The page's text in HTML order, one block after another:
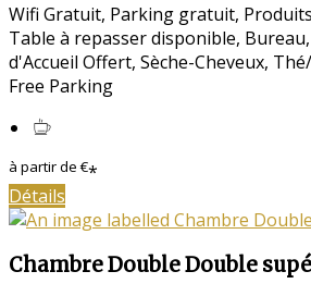
Wifi Gratuit, Parking gratuit,
Table à repasser disponible, Bureau,
d'Accueil Offert, Sèche-Cheveux,
Free Parking
à partir de €*
Détails
Chambre Double Double